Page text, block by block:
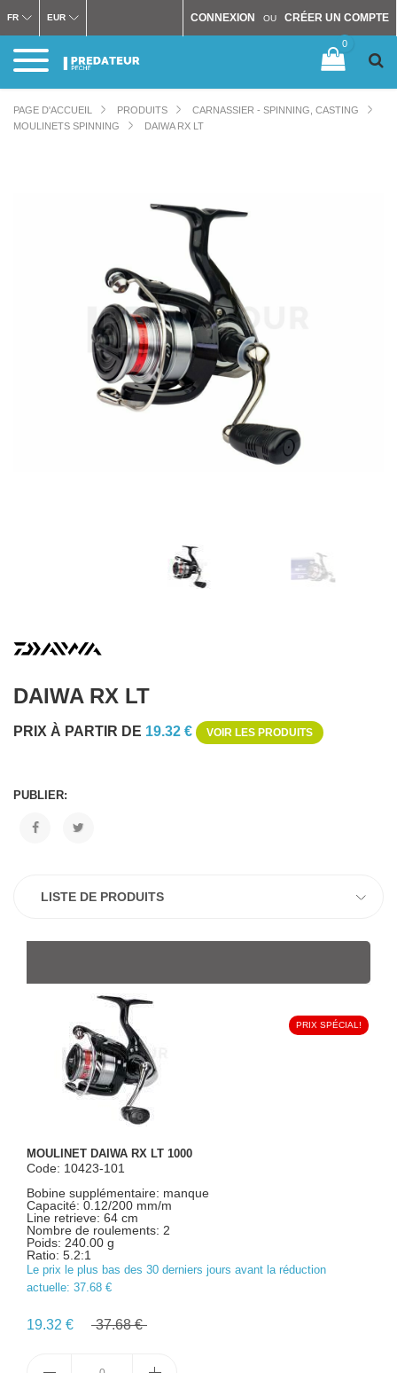
CONNEXION OU CRÉER UN COMPTE
FR EUR
0
PAGE D'ACCUEIL PRODUITS
CARNASSIER - SPINNING, CASTING
MOULINETS SPINNING
DAIWA RX LT
DAIWA RX LT
PRIX À PARTIR DE 19.32 € VOIR LES PRODUITS
PUBLIER:
LISTE DE PRODUITS
PRIX SPÉCIAL!
MOULINET DAIWA RX LT 1000
Code: 10423-101
Bobine supplémentaire: manque
Capacité: 0.12/200 mm/m
Line retrieve: 64 cm
Nombre de roulements: 2
Poids: 240.00 g
Ratio: 5.2:1
Le prix le plus bas des 30 derniers jours avant la réduction
actuelle: 37.68 €
19.32 € 37.68 €